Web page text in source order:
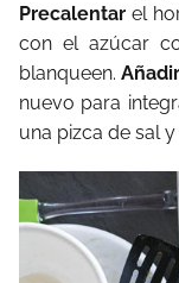
Precalentar el
con el azúcar
blanqueen.Añadir
nuevo para
una pizca de sal